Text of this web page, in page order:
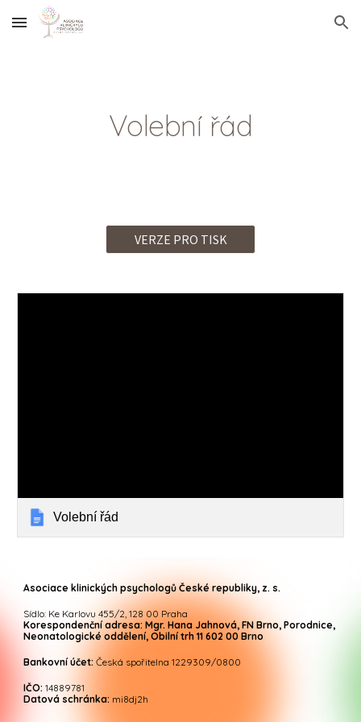
Skip to main content Skip to navigation
Volební řád
VERZE PRO TISK
Volební řád
Asociace klinických psychologů České republiky, z. s.
Sídlo: Ke Karlovu 455/2, 128 00 Praha
Korespondenční adresa: Mgr. Hana Jahnová, FN Brno, Porodnice,
Neonatologické oddělení, Obilní trh 11 602 00 Brno
Bankovní účet:Česká spořitelna 1229309/0800
IČO:14889781
Datová schránka: mi8dj2h